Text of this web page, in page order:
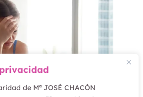
de Mª JOSÉ CHACÓN